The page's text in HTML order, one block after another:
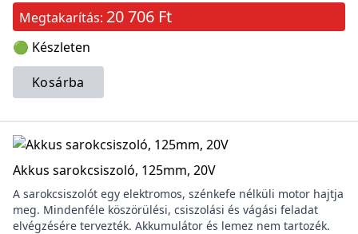
Megtakarítás: 20 706 Ft
🟢 Készleten
Kosárba
Akkus sarokcsiszoló, 125mm, 20V
A sarokcsiszolót egy elektromos, szénkefe nélküli motor hajtja
meg. Mindenféle köszörülési, csiszolási és vágási feladat
elvégzésére tervezték. Akkumulátor és lemez nem tartozék.